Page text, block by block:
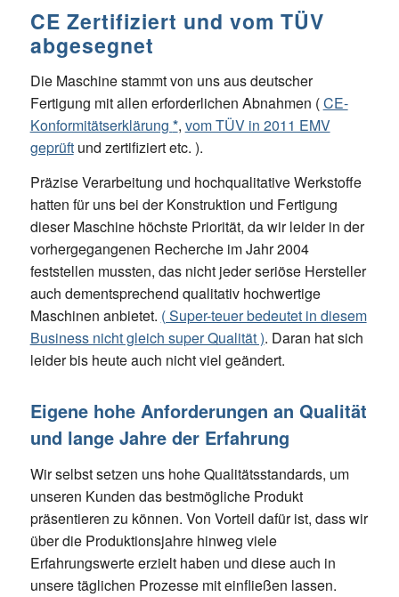
CE Zertifiziert und vom TÜV
abgesegnet
Die Maschine stammt von uns aus deutscher
Fertigung mit allen erforderlichen Abnahmen (CE-
Konformitätserklärung *, vom TÜV in 2011 EMV
geprüftund zertifiziert etc. ).
Präzise Verarbeitung und hochqualitative Werkstoffe
hatten für uns bei der Konstruktion und Fertigung
dieser Maschine höchste Priorität, da wir leider in der
vorhergegangenen Recherche im Jahr 2004
feststellen mussten, das nicht jeder seriöse Hersteller
auch dementsprechend qualitativ hochwertige
Maschinen anbietet. ( Super-teuer bedeutet in diesem
Business nicht gleich super Qualität ). Daran hat sich
leider bis heute auch nicht viel geändert.
Eigene hohe Anforderungen an Qualität
und lange Jahre der Erfahrung
Wir selbst setzen uns hohe Qualitätsstandards, um
unseren Kunden das bestmögliche Produkt
präsentieren zu können. Von Vorteil dafür ist, dass wir
über die Produktionsjahre hinweg viele
Erfahrungswerte erzielt haben und diese auch in
unsere täglichen Prozesse mit einfließen lassen.